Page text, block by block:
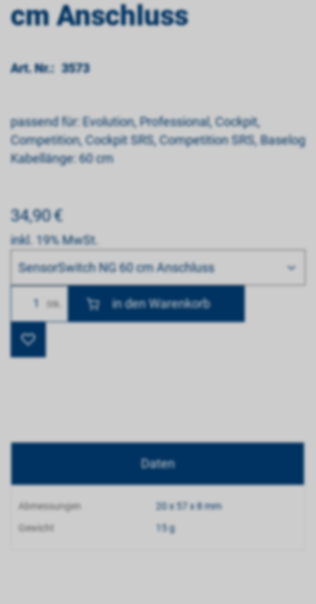
cm Anschluss
Art. Nr.: 3573
passend für: Evolution, Professional, Cockpit,
Competition, Cockpit SRS, Competition SRS, Baselog
Kabellänge: 60 cm
34,90€
inkl. 19% MwSt.
Bitte wählen
SensorSwitch NG 60 cm Anschluss
Anzahl Stk.
Daten
Abmessungen
20 x 57 x 8 mm
Gewicht
15 g